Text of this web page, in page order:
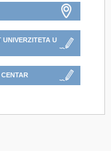
UNIVERZITETA U